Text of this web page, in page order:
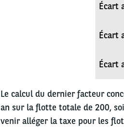
Écart
Écart
Écart
Le calcul du dernier facteur
an sur la flotte totale de 200,
venir alléger la taxe pour les